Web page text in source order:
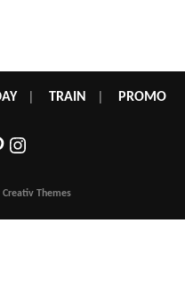
| TRAIN PROMO
Instagram
Creativ Themes